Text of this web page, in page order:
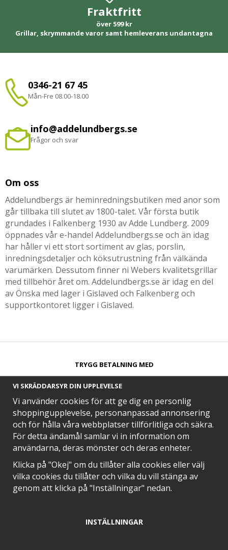
Fraktfritt
över 599 kr
Grillar, skrymmande varor samt hemleverans undantagna
0346-21 67 45
Mån-Fre 08.00-18.00
info@addelundbergs.se
Frågor och svar
Om oss
Addelundbergs är heminredningsbutiken med anor som
går tillbaka till slutet av 1800-talet. Vår första butik
grundades i Falkenberg 1930 av Adde Lundberg. 2009
öppnades vår e-handel Addelundbergs.se och än idag
har håller vi ett stort sortiment av glas, porslin,
inredningsdetaljer och köksutrustning från välkända
varumärken. Dessutom finner ni Webers kvalitetsgrillar
med tillbehör året om. Addelundbergs.se är idag en del
av Önska med lager i Gislaved och Falkenberg och
supportkontoret ligger i Gislaved.
TRYGG BETALNING MED​
SNABB LEVERANS MED
EN DEL AV
VI SKRÄDDARSYR DIN UPPLEVELSE
Vi använder cookies för att ge dig en personlig
shoppingupplevelse, personanpassad annonsering
och för hålla våra webbplatser tillförlitliga och säkra.
För detta ändamål samlar vi in information om
användarna, deras mönster och deras enheter.
Klicka på "Okej" om du tillåter alla cookies eller välj
vilka cookies du tillåter och vilka du vill stänga av
genom att klicka på "Inställningar" nedan.
INSTÄLLNINGAR